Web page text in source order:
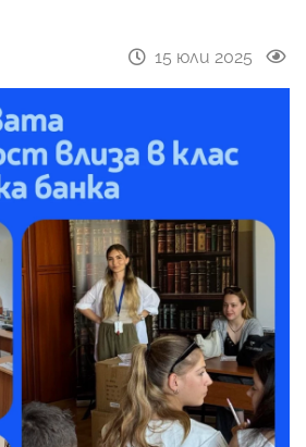
15 юли 2025